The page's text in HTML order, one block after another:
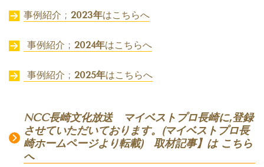
事例紹介 ; 2023年はこちらへ
事例紹介 ; 2024年はこちらへ
事例紹介 ; 2025年はこちらへ
NCC長崎文化放送 マイベストプロ長崎に,登録
させていただいております。(マイベストプロ長
崎ホームページより転載) 取材記事】は こちら
へ